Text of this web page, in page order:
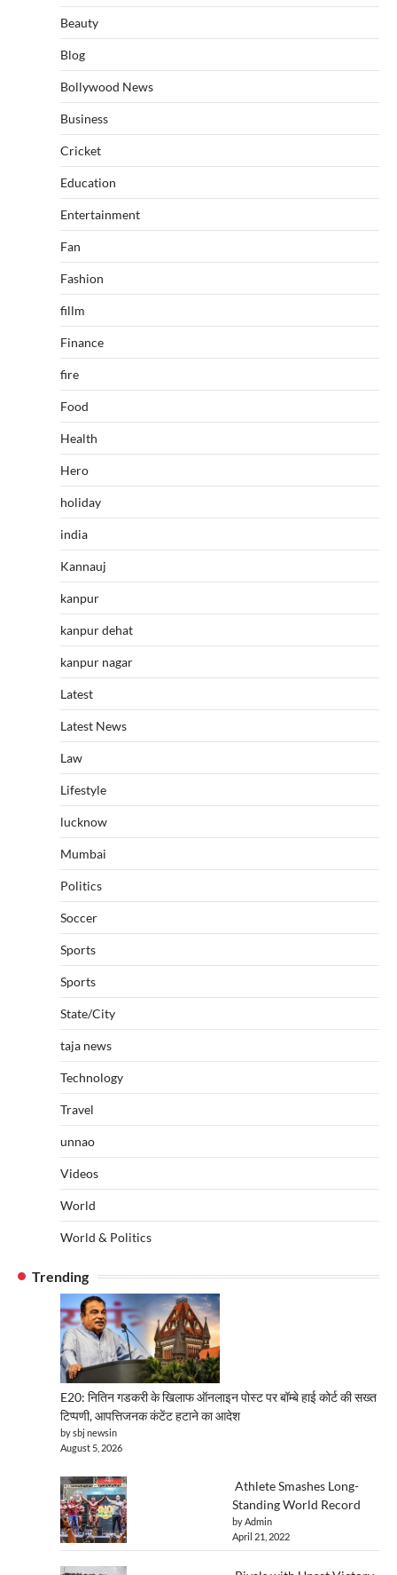
Beauty
Blog
Bollywood News
Business
Cricket
Education
Entertainment
Fan
Fashion
fillm
Finance
fire
Food
Health
Hero
holiday
india
Kannauj
kanpur
kanpur dehat
kanpur nagar
Latest
Latest News
Law
Lifestyle
lucknow
Mumbai
Politics
Soccer
Sports
Sports
State/City
taja news
Technology
Travel
unnao
Videos
World
World & Politics
Trending
E20: नितिन गडकरी के खिलाफ ऑनलाइन पोस्ट पर बॉम्बे हाई कोर्ट की सख्त
टिप्पणी, आपत्तिजनक कंटेंट हटाने का आदेश
by sbj newsin
August 5, 2026
Athlete Smashes Long-
Standing World Record
by Admin
April 21, 2022